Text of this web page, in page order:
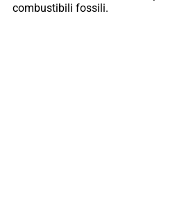
combustibili fossili.